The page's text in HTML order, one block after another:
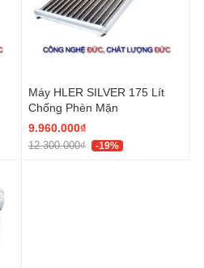
Máy HLER SILVER 175 Lít
Chống Phèn Mặn
9.960.000₫
12.300.000₫ -19%